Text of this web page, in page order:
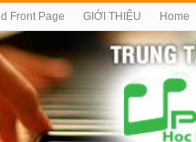
Front Page GIỚI THIỆU Home